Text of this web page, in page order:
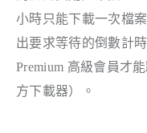
小時只能下載一次檔
出要求等待的倒數計
Premium 高級會員才
方下載器）。